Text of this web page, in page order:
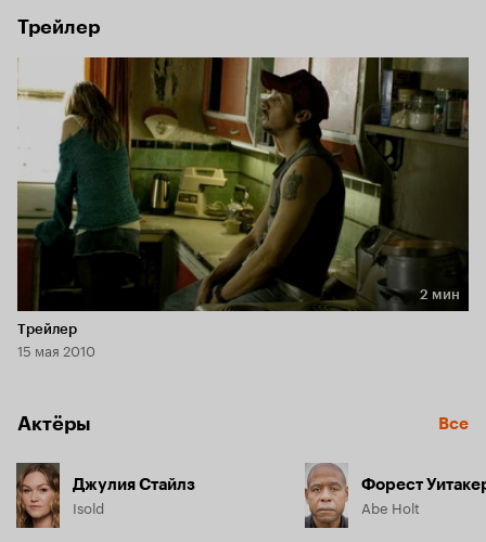
Когда очередное задание Хольта направляет его в
заснеженный городок Гастингс, чтобы подтвердить
смерть Кельвина, он сразу же чует неладное. Так
начинается противостояние страховой компании, сестры
Кельвина Изольды и ее непостоянного мужа Фреда.
Трейлер
Длительность 2 мин
2 мин
Трейлер
15 мая 2010
Актёры Все
Джулия Стайлз
Isold
Форест
Abe Holt